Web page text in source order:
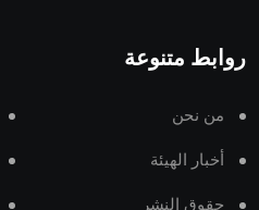
روابط متنوعة
من نحن
أخبار الهيئة
حقوق النشر